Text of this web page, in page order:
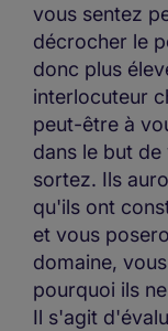
vous sentez
décrocher le
donc plus
interlocuteur
peut-être à
dans le but
sortez. Ils
qu'ils ont
et vous
domaine,
pourquoi ils
Il s'agit